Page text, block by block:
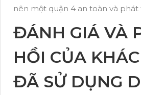
nên một quận 4 an toàn và phát
ĐÁNH GIÁ VÀ
HỒI CỦA
ĐÃ SỬ DỤNG